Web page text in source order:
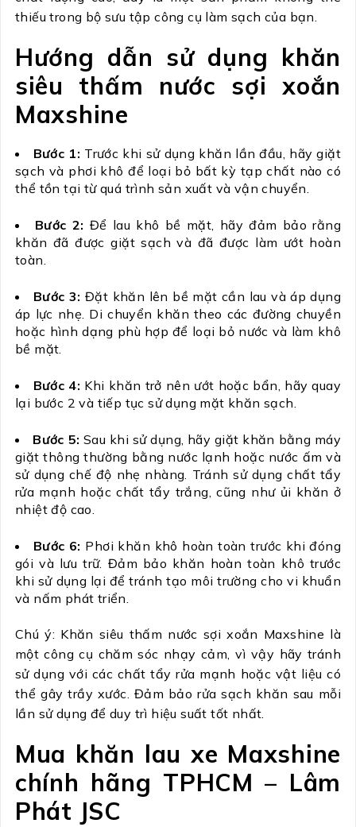
thiếu trong bộ sưu tập công cụ làm sạch của bạn.
Hướng dẫn sử dụng khăn
siêu thấm nước sợi xoắn
Maxshine
Bước 1: Trước khi sử dụng khăn lần đầu, hãy giặt
sạch và phơi khô để loại bỏ bất kỳ tạp chất nào có
thể tồn tại từ quá trình sản xuất và vận chuyển.
Bước 2: Để lau khô bề mặt, hãy đảm bảo rằng
khăn đã được giặt sạch và đã được làm ướt hoàn
toàn.
Bước 3:Đặt khăn lên bề mặt cần lau và áp dụng
áp lực nhẹ. Di chuyển khăn theo các đường chuyền
hoặc hình dạng phù hợp để loại bỏ nước và làm khô
bề mặt.
Bước 4: Khi khăn trở nên ướt hoặc bẩn, hãy quay
lại bước 2 và tiếp tục sử dụng mặt khăn sạch.
Bước 5:Sau khi sử dụng, hãy giặt khăn bằng máy
giặt thông thường bằng nước lạnh hoặc nước ấm và
sử dụng chế độ nhẹ nhàng. Tránh sử dụng chất tẩy
rửa mạnh hoặc chất tẩy trắng, cũng như ủi khăn ở
nhiệt độ cao.
Bước 6: Phơi khăn khô hoàn toàn trước khi đóng
gói và lưu trữ. Đảm bảo khăn hoàn toàn khô trước
khi sử dụng lại để tránh tạo môi trường cho vi khuẩn
và nấm phát triển.
Chú ý: Khăn siêu thấm nước sợi xoắn Maxshine là
một công cụ chăm sóc nhạy cảm, vì vậy hãy tránh
sử dụng với các chất tẩy rửa mạnh hoặc vật liệu có
thể gây trầy xước. Đảm bảo rửa sạch khăn sau mỗi
lần sử dụng để duy trì hiệu suất tốt nhất.
Mua khăn lau xe Maxshine
chính hãng TPHCM – Lâm
Phát JSC